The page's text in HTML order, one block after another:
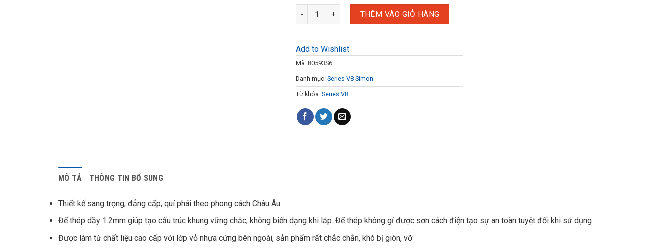
Module ổ cắm dữ liệu mang đôi : cat 5+ cat 6 80593S6 số lượng
THÊM VÀO GIỎ HÀNG
Add to Wishlist
Mã: 80593S6
Danh mục: Series V8 Simon
Từ khóa: Series V8
MÔ TẢ THÔNG TIN BỔ SUNG
Thiết kế sang trọng, đẳng cấp, quí phái theo phong cách Châu Âu.
Đế thép dầy 1.2mm giúp tạo cấu trúc khung vững chắc, không biến dạng khi lắp. Đế thép không gỉ được sơn cách điện tạo sự an toàn tuyệt đối khi sử dụng
Được làm từ chất liệu cao cấp với lớp vỏ nhựa cứng bên ngoài, sản phẩm rất chắc chắn, khó bị giòn, vỡ